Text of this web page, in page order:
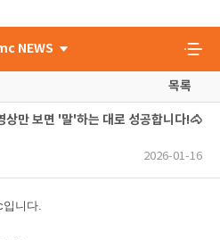
NEWS
목록
만 보면 '말'하는 대로 성공합니다!🐴
2026-01-16
입니다.